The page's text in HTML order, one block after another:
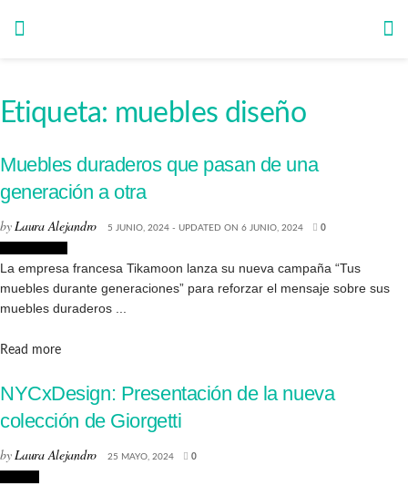
Etiqueta: muebles diseño
Muebles duraderos que pasan de una
generación a otra
byLaura Alejandro 5 JUNIO, 2024 - UPDATED ON 6 JUNIO, 2024 0
La empresa francesa Tikamoon lanza su nueva campaña “Tus
muebles durante generaciones” para reforzar el mensaje sobre sus
muebles duraderos ...
Read moreDetails
NYCxDesign: Presentación de la nueva
colección de Giorgetti
byLaura Alejandro 25 MAYO, 2024 0